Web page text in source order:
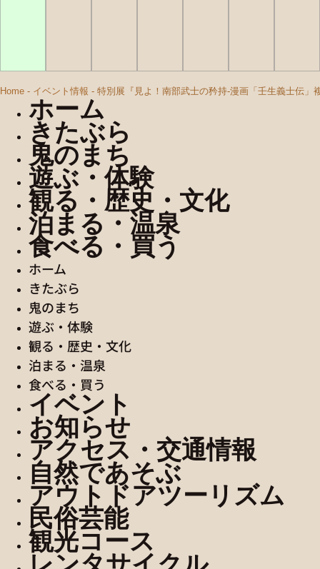
Home - イベント情報 - 特別展『見よ！南部武士の矜持-漫画「壬生義士伝」
ホーム
きたぶら
鬼のまち
遊ぶ・体験
観る・歴史・文化
泊まる・温泉
食べる・買う
ホーム
きたぶら
鬼のまち
遊ぶ・体験
観る・歴史・文化
泊まる・温泉
食べる・買う
イベント
お知らせ
アクセス・交通情報
自然であそぶ
アウトドアツーリズム
民俗芸能
観光コース